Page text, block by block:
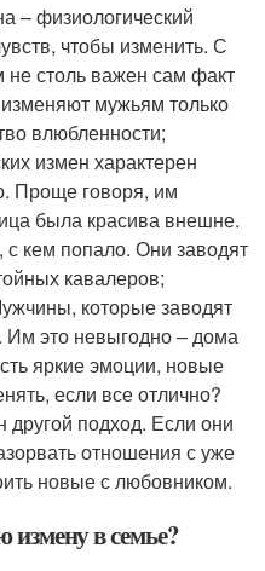
– физиологический
чтобы изменить. С
столь важен сам факт
мужьям только
влюбленности;
измен характерен
Проще говоря, им
была красива внешне.
кем попало. Они заводят
кавалеров;
которые заводят
Им это невыгодно – дома
яркие эмоции, новые
если все отлично?
подход. Если они
отношения с уже
новые с любовником.
измену в семье?